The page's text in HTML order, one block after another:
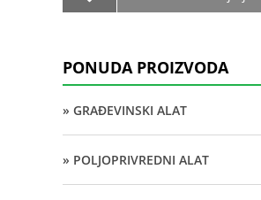
PONUDA PROIZVODA
» GRAĐEVINSKI ALAT
» POLJOPRIVREDNI ALAT